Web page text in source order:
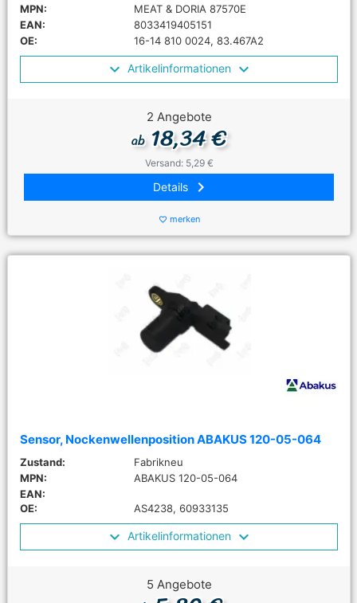
MPN:
MEAT & DORIA 87570E
EAN:
8033419405151
OE:
16-14 810 0024, 83.467A2
Artikelinformationen
2 Angebote
ab18,34 €
Versand: 5,29 €
Details keyboard_arrow_right
favorite_border merken
Sensor, Nockenwellenposition ABAKUS 120-05-064
Zustand:
Fabrikneu
MPN:
ABAKUS 120-05-064
EAN:
OE:
AS4238, 60933135
Artikelinformationen
5 Angebote